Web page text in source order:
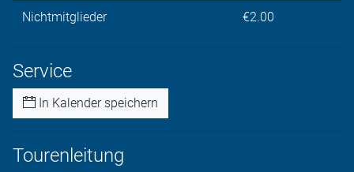
Nichtmitglieder €2.00
Service
In Kalender speichern
Tourenleitung